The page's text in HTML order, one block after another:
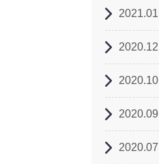
2021.01
2020.12
2020.10
2020.09
2020.07